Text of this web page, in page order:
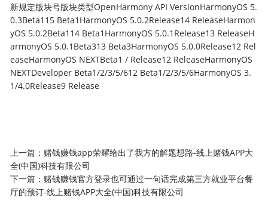
新规定版块号版块类型OpenHarmony API VersionHarmonyOS 5.
0.3Beta115 Beta1HarmonyOS 5.0.2Release14 ReleaseHarmon
yOS 5.0.2Beta114 Beta1HarmonyOS 5.0.1Release13 ReleaseH
armonyOS 5.0.1Beta313 Beta3HarmonyOS 5.0.0Release12 Rel
easeHarmonyOS NEXTBeta1 / Release12 ReleaseHarmonyOS
NEXTDeveloper Beta1/2/3/5/612 Beta1/2/3/5/6HarmonyOS 3.
1/4.0Release9 Release
上一篇： 赌钱赚钱app荣耀给出了我方的解题想路-线上赌钱APP大
全(中国)科技有限公司
下一篇： 赌钱赚钱官方登录也可通过一句话完成第三方就业平台餐
厅的预订-线上赌钱APP大全(中国)科技有限公司